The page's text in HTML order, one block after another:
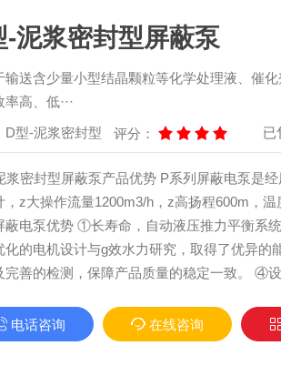
-泥浆密封型屏蔽泵
输送含少量小型结晶颗粒等化学处理液、催
高、低···
D型-泥浆密封型
评分： 已
浆密封型屏蔽泵产品优势 P系列屏蔽电泵是
，z大操作流量1200m3/h，z高扬程600m，
蔽电泵优势 ①长寿命，自动液压推力平衡系
化的电机设计与g效水力研究，取得了优异
完善的检测，保障产品质量的稳定一致。 ④设
电话咨询 在线咨询